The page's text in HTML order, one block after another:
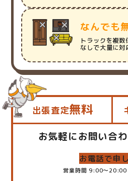
なんでも
トラックを複
なしで大量に対
出張査定無料
お気軽にお問い合
お電話で申
営業時間 9:00～20:00